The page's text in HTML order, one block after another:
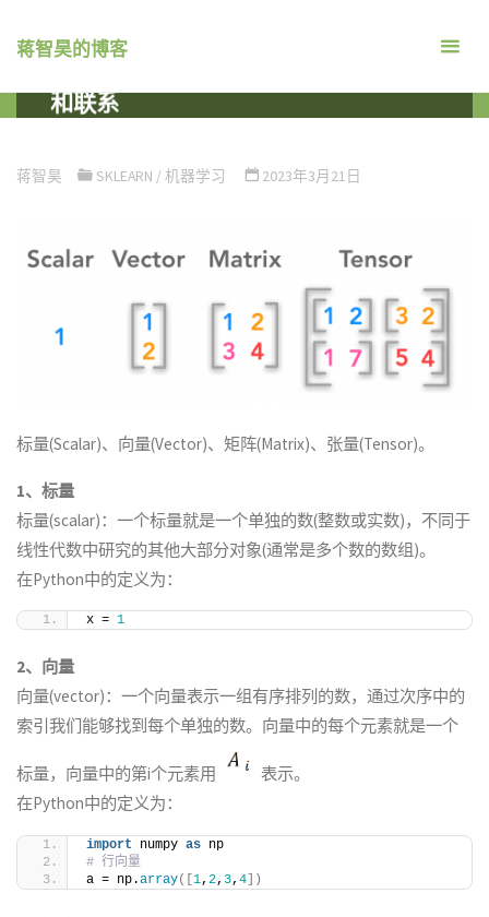
蒋智昊的博客
和联系
蒋智昊 SKLEARN /机器学习 2023年3月21日
标量(Scalar)、向量(Vector)、矩阵(Matrix)、张量(Tensor)。
1、标量
标量(scalar)：一个标量就是一个单独的数(整数或实数)，不同于
线性代数中研究的其他大部分对象(通常是多个数的数组)。
在Python中的定义为：
x = 1
2、向量
向量(vector)：一个向量表示一组有序排列的数，通过次序中的
索引我们能够找到每个单独的数。向量中的每个元素就是一个
标量，向量中的第i个元素用
表示。
在Python中的定义为：
import numpy as np
# 行向量
a = np.array([1,2, 3,4])